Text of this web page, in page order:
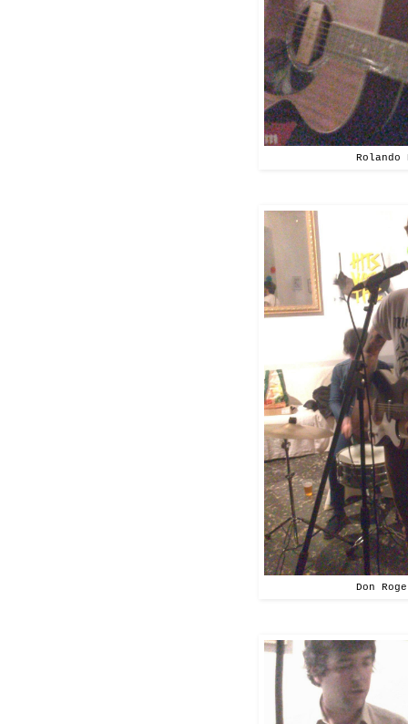
Rolando
Don